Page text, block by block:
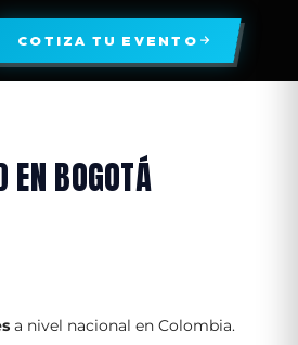
COTIZA TU EVENTO
BOGOTÁ
a nivel nacional en Colombia.